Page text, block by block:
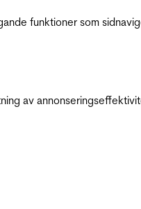
funktioner som
av